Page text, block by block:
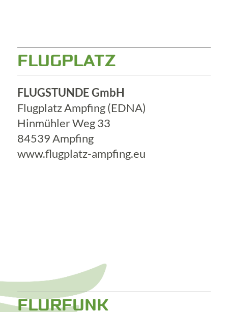
FLUGPLATZ
FLUGSTUNDE GmbH
Flugplatz Ampfing (EDNA)
Hinmühler Weg 33
84539 Ampfing
www.flugplatz-ampfing.eu
FLURFUNK